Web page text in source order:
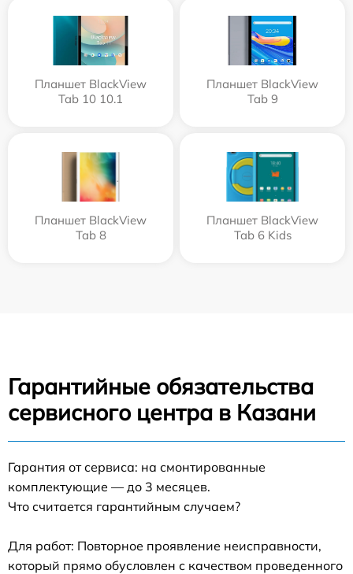
Планшет BlackView
Tab 10 10.1
Планшет BlackView
Tab 9
Планшет BlackView
Tab 8
Планшет BlackView
Tab 6 Kids
Гарантийные обязательства
сервисного центра в Казани
Гарантия от сервиса: на смонтированные
комплектующие — до 3 месяцев.
Что считается гарантийным случаем?
Для работ: Повторное проявление неисправности,
который прямо обусловлен с качеством проведенного